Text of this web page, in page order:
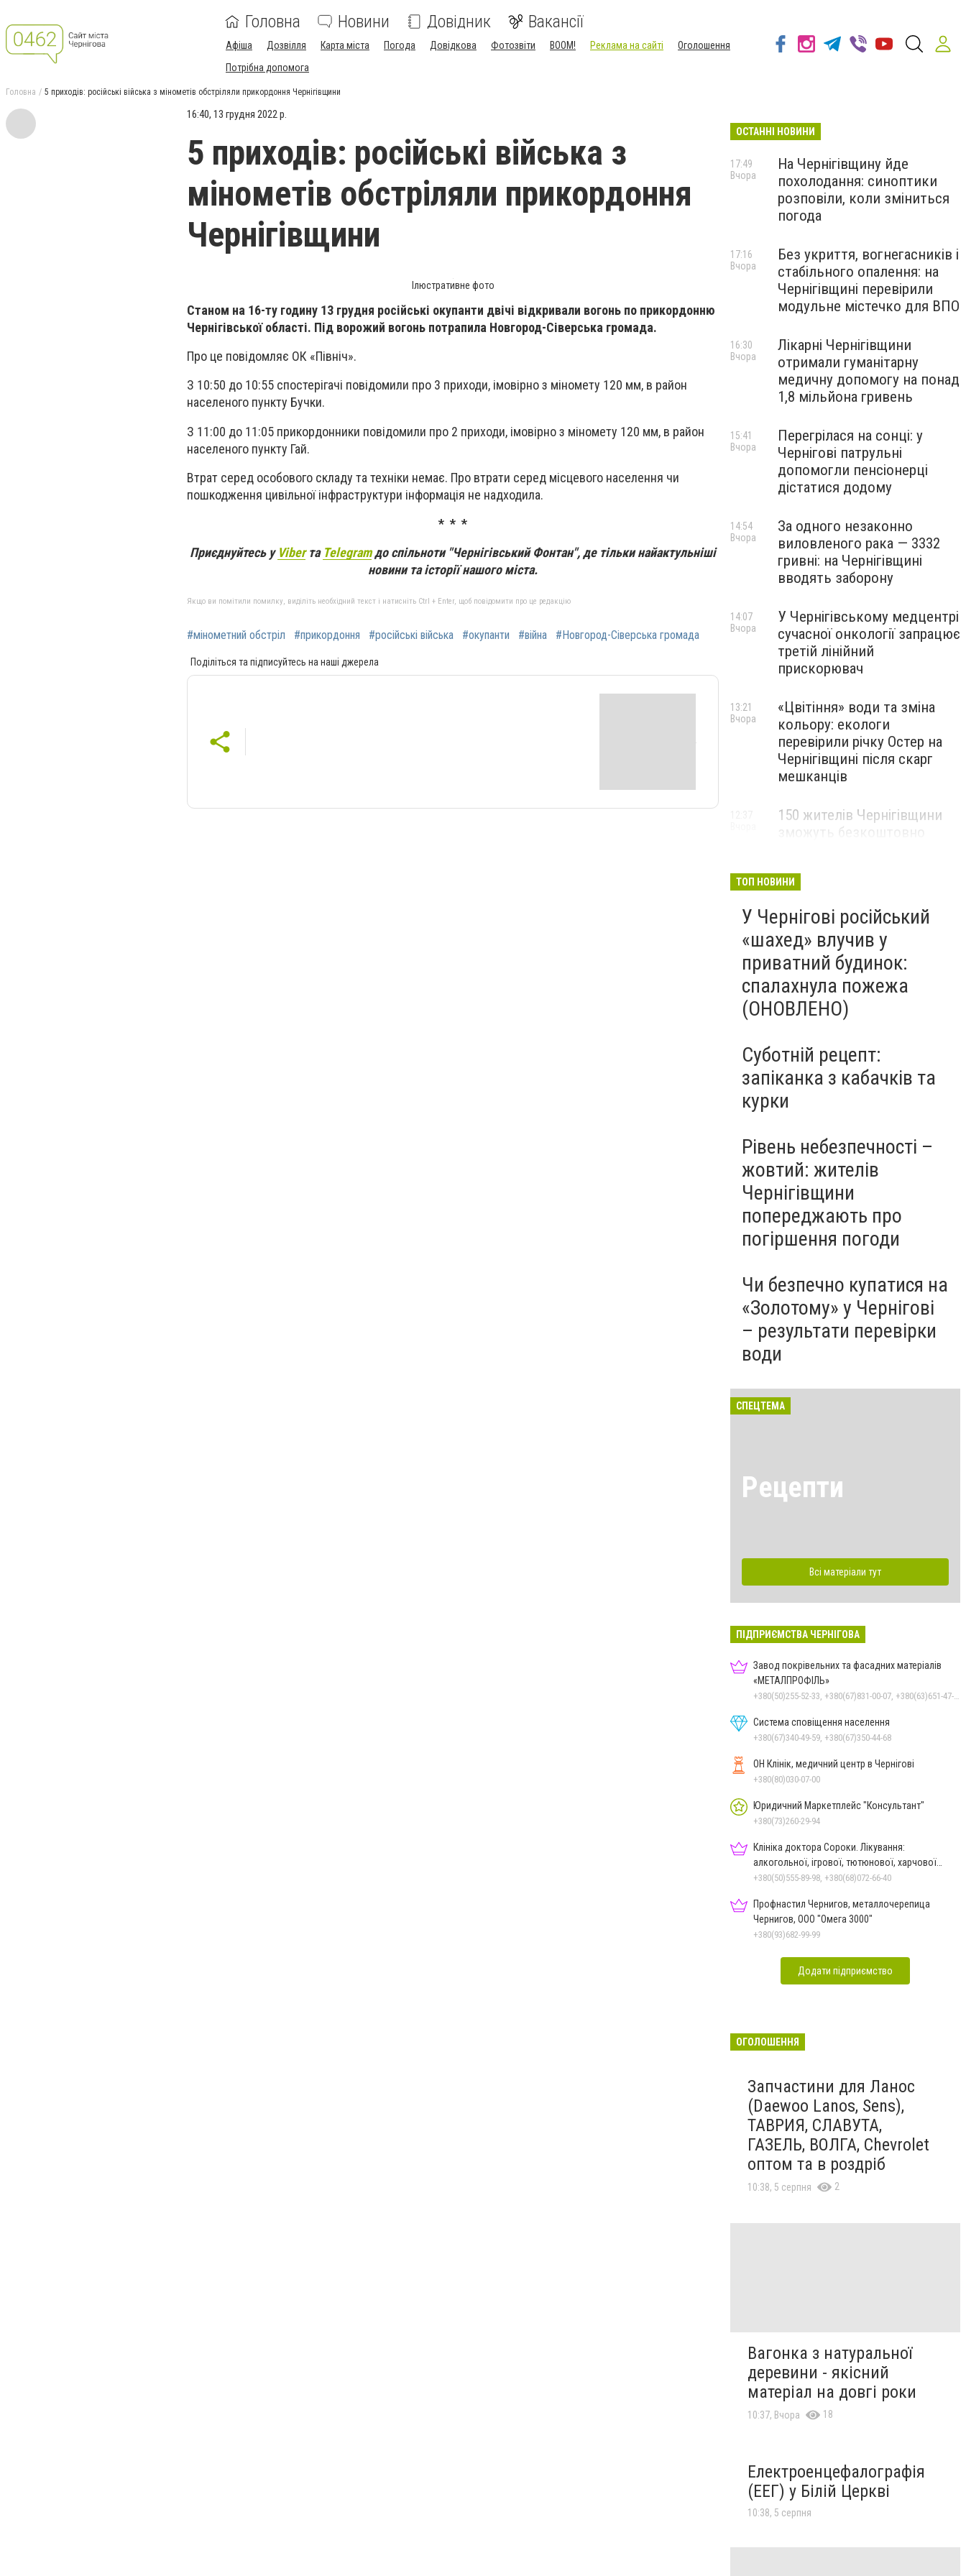
Головна Новини Довідник Вакансії
Афіша Дозвілля Карта міста Погода Довідкова Фотозвіти BOOM! Реклама на сайті
Оголошення
Потрібна допомога
Головна 5 приходів: російські війська з мінометів обстріляли прикордоння Чернігівщини
16:40, 13 грудня 2022 р.
5 приходів: російські війська з
мінометів обстріляли прикордоння
Чернігівщини
Ілюстративне фото
Станом на 16-ту годину 13 грудня російські окупанти двічі відкривали вогонь по прикордонню
Чернігівської області. Під ворожий вогонь потрапила Новгород-Сіверська громада.
Про це повідомляє ОК «Північ».
З 10:50 до 10:55 спостерігачі повідомили про 3 приходи, імовірно з міномету 120 мм, в район
населеного пункту Бучки.
З 11:00 до 11:05 прикордонники повідомили про 2 приходи, імовірно з міномету 120 мм, в район
населеного пункту Гай.
Втрат серед особового складу та техніки немає. Про втрати серед місцевого населення чи
пошкодження цивільної інфраструктури інформація не надходила.
* * *
Приєднуйтесь у Viberта Telegramдо спільноти "Чернігівський Фонтан", де тільки найактульніші
новини та історії нашого міста.
Якщо ви помітили помилку, виділіть необхідний текст і натисніть Ctrl + Enter, щоб повідомити про це редакцію
#мінометний обстріл #прикордоння #російські війська #окупанти #війна #Новгород-Сіверська громада
Поділіться та підписуйтесь на наші джерела
ОСТАННІ НОВИНИ
На Чернігівщину йде
похолодання: синоптики
розповіли, коли зміниться
погода
17:49
Вчора
Без укриття, вогнегасників і
стабільного опалення: на
Чернігівщині перевірили
модульне містечко для ВПО
17:16
Вчора
Лікарні Чернігівщини
отримали гуманітарну
медичну допомогу на понад
1,8 мільйона гривень
16:30
Вчора
Перегрілася на сонці: у
Чернігові патрульні
допомогли пенсіонерці
дістатися додому
15:41
Вчора
За одного незаконно
виловленого рака — 3332
гривні: на Чернігівщині
вводять заборону
14:54
Вчора
У Чернігівському медцентрі
сучасної онкології запрацює
третій лінійний
прискорювач
14:07
Вчора
«Цвітіння» води та зміна
кольору: екологи
перевірили річку Остер на
Чернігівщині після скарг
мешканців
13:21
Вчора
150 жителів Чернігівщини
зможуть безкоштовно
ТОП НОВИНИ
У Чернігові російський
«шахед» влучив у
приватний будинок:
спалахнула пожежа
(ОНОВЛЕНО)
Суботній рецепт:
запіканка з кабачків та
курки
Рівень небезпечності –
жовтий: жителів
Чернігівщини
попереджають про
погіршення погоди
Чи безпечно купатися на
«Золотому» у Чернігові
– результати перевірки
води
СПЕЦТЕМА
Рецепти
Всі матеріали тут
ПІДПРИЄМСТВА ЧЕРНІГОВА
Завод покрівельних та фасадних матеріалів
«МЕТАЛПРОФІЛЬ»
Система сповіщення населення
+380(67)340-49-59, +380(67)350-44-68
ОН Клінік, медичний центр в Чернігові
+380(80)030-07-00
Юридичний Маркетплейс "Консультант"
+380(73)260-29-94
Клініка доктора Сороки. Лікування:
алкогольної, ігрової, тютюнової, харчової
залежностей, неврозів т
+380(50)555-89-98, +380(68)072-66-40
Профнастил Чернигов, металлочерепица
Чернигов, ООО "Омега 3000"
+380(93)682-99-99
Додати підприємство
ОГОЛОШЕННЯ
Запчастини для Ланос
(Daewoo Lanos, Sens),
ТАВРИЯ, СЛАВУТА,
ГАЗЕЛЬ, ВОЛГА, Chevrolet
оптом та в роздріб
10:38, 5 серпня 2
Вагонка з натуральної
деревини - якісний
матеріал на довгі роки
10:37, Вчора 18
Електроенцефалографія
(ЕЕГ) у Білій Церкві
10:38, 5 серпня